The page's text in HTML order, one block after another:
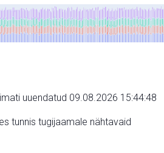
uuendatud 09.08.2026 15:44:48
tunnis tugijaamale nähtavaid